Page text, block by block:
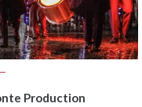
Production